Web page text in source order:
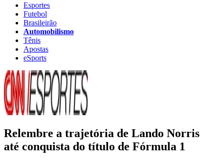
Esportes
Futebol
Brasileirão
Automobilismo
Tênis
Apostas
eSports
Relembre a trajetória de Lando Norris
até conquista do título de Fórmula 1